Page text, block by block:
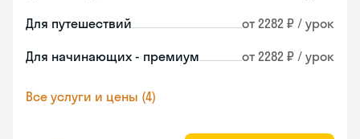
Для путешествий от 2282 ₽ / урок
Для начинающих - премиум от 2282 ₽ / урок
Все услуги и цены (4)